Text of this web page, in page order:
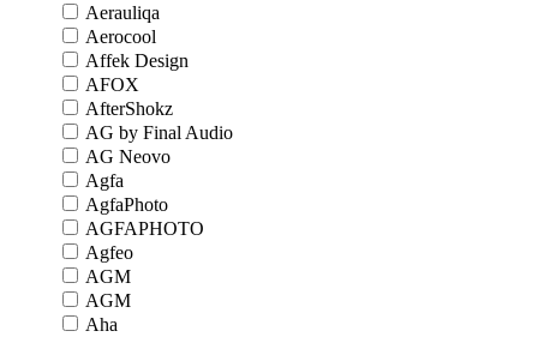
Aerauliqa
Aerocool
Affek Design
AFOX
AfterShokz
AG by Final Audio
AG Neovo
Agfa
AgfaPhoto
AGFAPHOTO
Agfeo
AGM
AGM
Aha